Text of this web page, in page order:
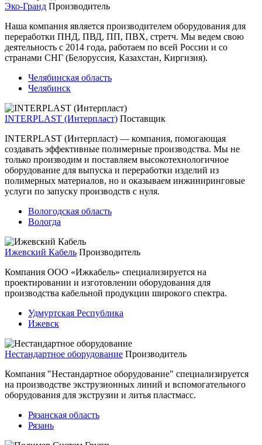
Эко-Гранд Производитель
Наша компания является производителем оборудования для
переработки ПНД, ПВД, ПП, ПВХ, стретч. Мы ведем свою
деятельность с 2014 года, работаем по всей России и со
странами СНГ (Белоруссия, Казахстан, Киргизия).
Челябинская область
Челябинск
INTERPLAST (Интерпласт) Поставщик
INTERPLAST (Интерпласт) — компания, помогающая
создавать эффективные полимерные производства. Мы не
только производим и поставляем высокотехнологичное
оборудование для выпуска и переработки изделий из
полимерных материалов, но и оказываем инжиниринговые
услуги по запуску производств с нуля.
Вологодская область
Вологда
Ижевский Кабель Производитель
Компания ООО «Ижкабель» специализируется на
проектировании и изготовлении оборудования для
производства кабельной продукции широкого спектра.
Удмуртская Республика
Ижевск
Нестандартное оборудование Производитель
Компания "Нестандартное оборудование" специализируется
на производстве экструзионных линий и вспомогательного
оборудования для экструзии и литья пластмасс.
Рязанская область
Рязань